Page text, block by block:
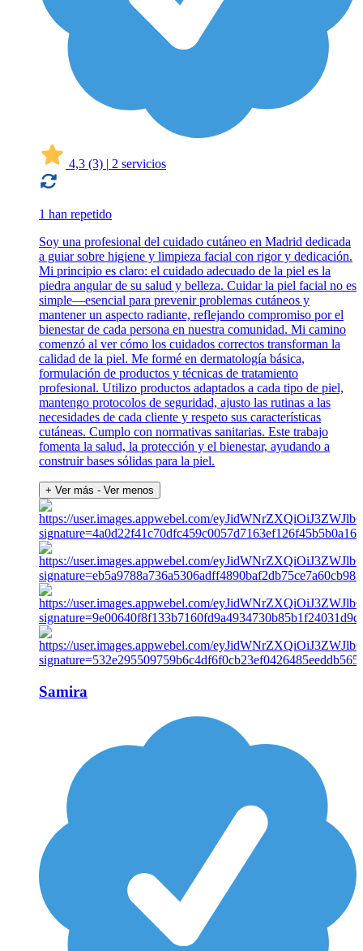
4,3 (3) | 2 servicios
1 han repetido
Soy una profesional del cuidado cutáneo en Madrid dedicada
a guiar sobre higiene y limpieza facial con rigor y dedicación.
Mi principio es claro: el cuidado adecuado de la piel es la
piedra angular de su salud y belleza. Cuidar la piel facial no es
simple—esencial para prevenir problemas cutáneos y
mantener un aspecto radiante, reflejando compromiso por el
bienestar de cada persona en nuestra comunidad. Mi camino
comenzó al ver cómo los cuidados correctos transforman la
calidad de la piel. Me formé en dermatología básica,
formulación de productos y técnicas de tratamiento
profesional. Utilizo productos adaptados a cada tipo de piel,
mantengo protocolos de seguridad, ajusto las rutinas a las
necesidades de cada cliente y respeto sus características
cutáneas. Cumplo con normativas sanitarias. Este trabajo
fomenta la salud, la protección y el bienestar, ayudando a
construir bases sólidas para la piel.
+ Ver más - Ver menos
Samira